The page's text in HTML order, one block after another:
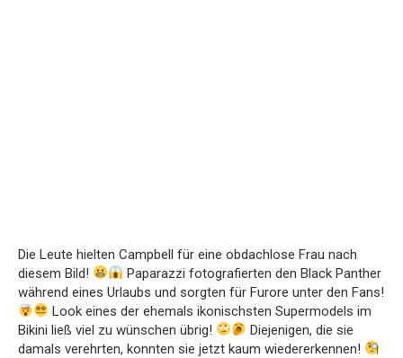
Die Leute hielten Campbell für eine obdachlose Frau nach
diesem Bild!
Paparazzi fotografierten den Black Panther
während eines Urlaubs und sorgten für Furore unter den Fans!
Look eines der ehemals ikonischsten Supermodels im
Bikini ließ viel zu wünschen übrig!
Diejenigen, die sie
damals verehrten, konnten sie jetzt kaum wiedererkennen!